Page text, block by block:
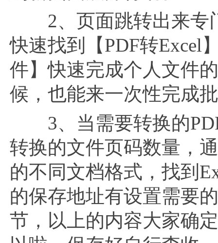
2、页面跳转出来专
快速找到【PDF转Excel
件】快速完成个人文件
候，也能来一次性完成
3、当需要转换的
转换的文件页码数量，
的不同文档格式，找到
的保存地址有设置需要
节，以上的内容大家确